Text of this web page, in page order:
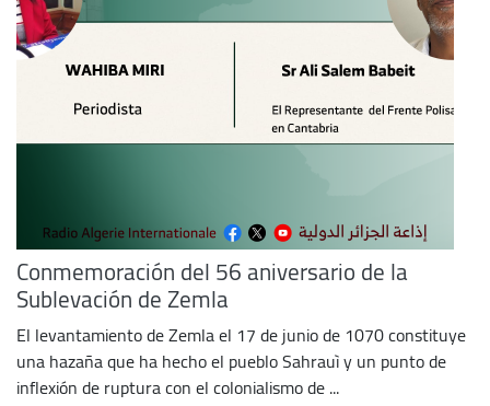
Conmemoración del 56 aniversario de la
Sublevación de Zemla
El levantamiento de Zemla el 17 de junio de 1070 constituye
una hazaña que ha hecho el pueblo Sahrauì y un punto de
inflexión de ruptura con el colonialismo de ...